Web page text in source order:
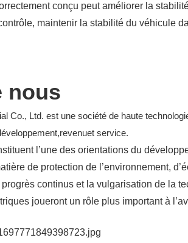
conçu peut améliorer la
maintenir la stabilité du véhicule
nous
Co., Ltd. est une société de haute
revenuet service.
l’une des orientations du
de protection de l’environnement,
continus et la vulgarisation de la
joueront un rôle plus important à